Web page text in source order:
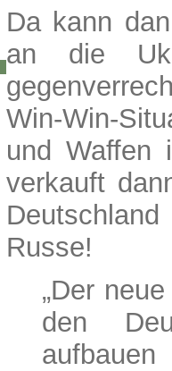
Da kann
an die
Win-Win-
und Waffen
verkauft
Russe!
„Der
den